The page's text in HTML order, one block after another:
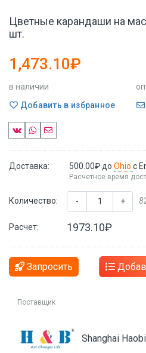
Цветные карандаши на
шт.
1,473.10₽
в наличии
Добавить в избранное
Доставка: 500.00₽ до Ohio с
Расчетное время
Количество: - +
Расчет: 1973.10₽
Запросить
Поставщик
Shanghai